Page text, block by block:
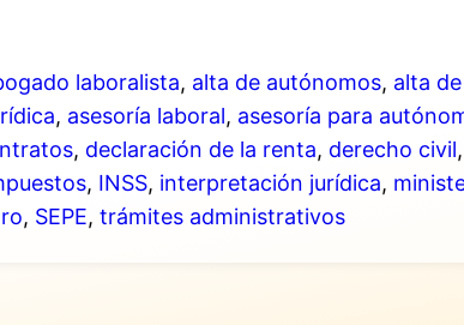
laboralista, alta de autónomos, alta
, asesoría laboral, asesoría para
, declaración de la renta, derecho civil,
, INSS, interpretación jurídica,
, SEPE, trámites administrativos